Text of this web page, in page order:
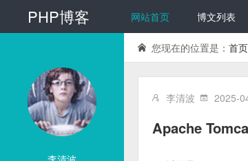
PHP博客 网站首页 博文列表
您现在的位置是： 首页
李清波 2025-
Apache